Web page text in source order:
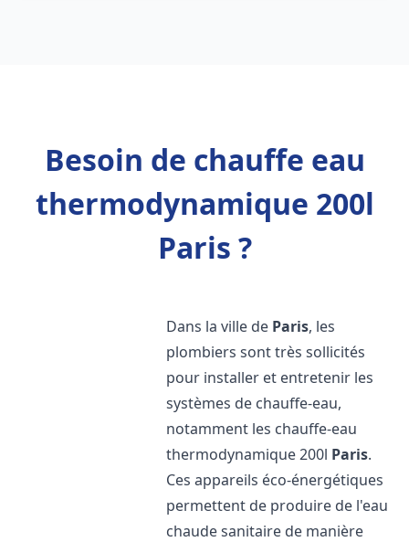
Besoin de chauffe eau
thermodynamique 200l
Paris ?
Dans la ville de Paris, les
plombiers sont très sollicités
pour installer et entretenir les
systèmes de chauffe-eau,
notamment les chauffe-eau
thermodynamique 200l Paris.
Ces appareils éco-énergétiques
permettent de produire de l'eau
chaude sanitaire de manière